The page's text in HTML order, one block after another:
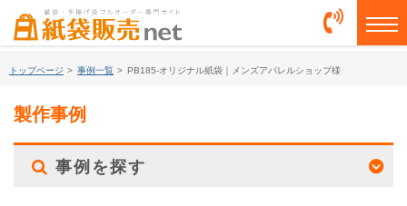
トップページ > 事例一覧 > PB185-オリジナル紙袋｜メンズアパレルショップ様
製作事例
事例を探す